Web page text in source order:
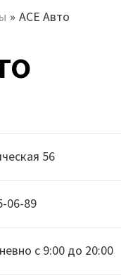
» АСЕ Авто
56
06-89
с 9:00 до 20:00